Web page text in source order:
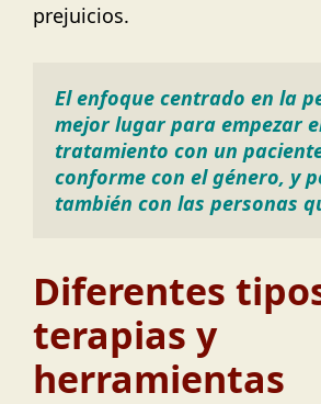
prejuicios.
El enfoque centrado en la
mejor lugar para empezar
tratamiento con un
conforme con el género, y
también con las personas
Diferentes
terapias y
herramientas